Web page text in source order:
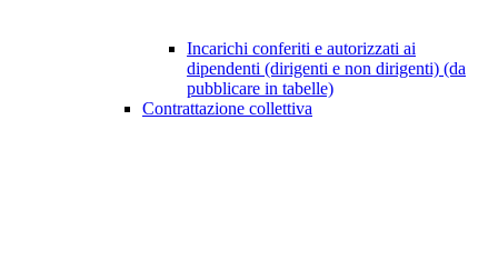
Incarichi conferiti e autorizzati ai
dipendenti (dirigenti e non dirigenti) (da
pubblicare in tabelle)
Contrattazione collettiva